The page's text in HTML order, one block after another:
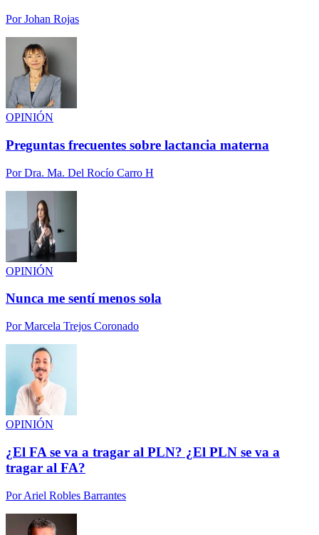
PorJohan Rojas
OPINIÓN
Preguntas frecuentes sobre lactancia materna
PorDra. Ma. Del Rocío Carro H
OPINIÓN
Nunca me sentí menos sola
PorMarcela Trejos Coronado
OPINIÓN
¿El FA se va a tragar al PLN? ¿El PLN se va a
tragar al FA?
PorAriel Robles Barrantes